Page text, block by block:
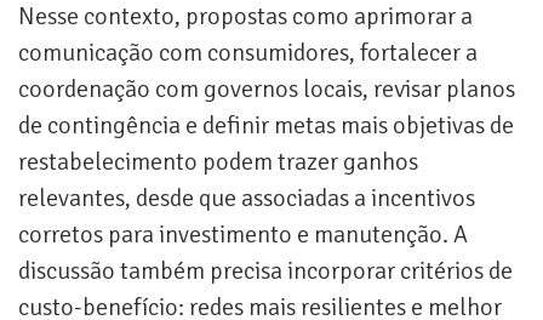
Nesse contexto, propostas como aprimorar a
comunicação com consumidores, fortalecer a
coordenação com governos locais, revisar planos
de contingência e definir metas mais objetivas de
restabelecimento podem trazer ganhos
relevantes, desde que associadas a incentivos
corretos para investimento e manutenção. A
discussão também precisa incorporar critérios de
custo-benefício: redes mais resilientes e melhor